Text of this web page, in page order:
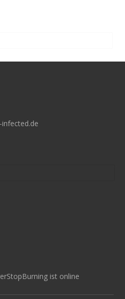
ist online